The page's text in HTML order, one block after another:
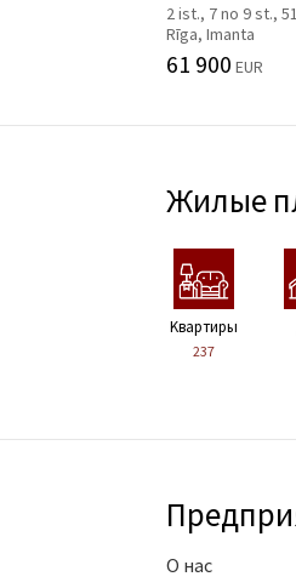
2 ist., 7 no 9 st.,
Rīga, Imanta
61 900 EUR
Жилые
Kвартиры
237
О нас